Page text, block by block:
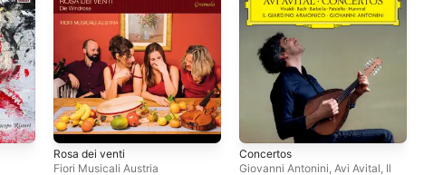
Rosa dei venti
Fiori Musicali Austria
Concertos
Giovanni Antonini Avi Avital Il